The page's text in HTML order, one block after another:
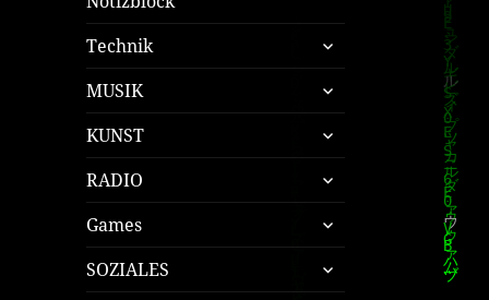
Technik
untermenü
öffnen
MUSIK
untermenü
öffnen
KUNST
untermenü
öffnen
RADIO
untermenü
öffnen
Games
untermenü
öffnen
SOZIALES
untermenü
öffnen